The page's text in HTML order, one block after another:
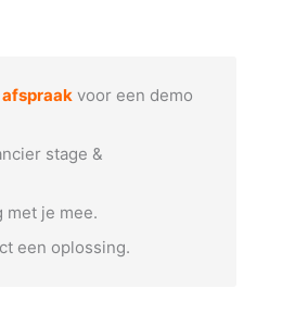
voor een demo
stage &
met je mee.
een oplossing.